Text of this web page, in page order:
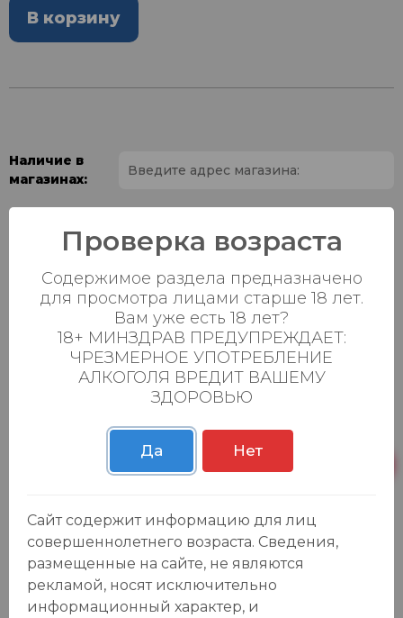
В корзину
Наличие в
магазинах:
Ваш город:
Батыршина 20Б
23:00
5 шт.
Магистральная 22д
Пн-Вс с 08:00 до
23:00
Осиновская 2В,
Пестрецы
Пн-Вс с 09:00 до
23:00
0 шт.
23:00
Отзывы:
Оставить отзыв
Проверка возраста
Содержимое раздела предназначено
для просмотра лицами старше 18 лет.
Вам уже есть 18 лет?
18+ МИНЗДРАВ ПРЕДУПРЕЖДАЕТ:
ЧРЕЗМЕРНОЕ УПОТРЕБЛЕНИЕ
АЛКОГОЛЯ ВРЕДИТ ВАШЕМУ
ЗДОРОВЬЮ
Да Нет
Сайт содержит информацию для лиц
совершеннолетнего возраста. Сведения,
размещенные на сайте, не являются
рекламой, носят исключительно
информационный характер, и